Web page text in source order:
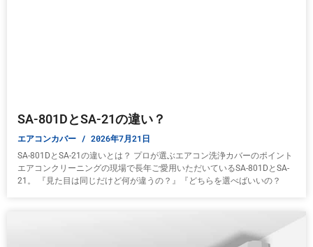
SA-801DとSA-21の違い？
エアコンカバー 2026年7月21日
SA-801DとSA-21の違いとは？ プロが選ぶエアコン洗浄カバーのポイント
エアコンクリーニングの現場で長年ご愛用いただいているSA-801DとSA-
21。 『見た目は同じだけど何が違うの？』『どちらを選べばいいの？